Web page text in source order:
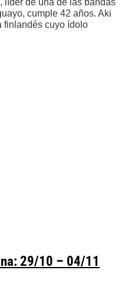
líder de una de las bandas
cumple 42 años. Aki
finlandés cuyo ídolo
29/10 – 04/11